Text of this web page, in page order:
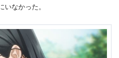
いなかった。